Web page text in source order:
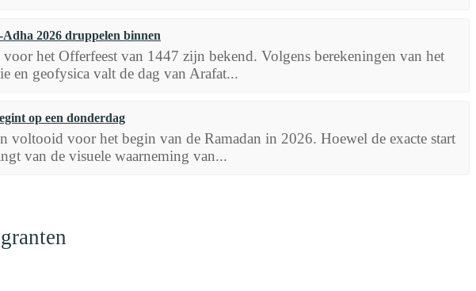
2026 druppelen binnen
voor het Offerfeest van 1447 zijn bekend. Volgens berekeningen van het
en geofysica valt de dag van Arafat...
op een donderdag
voltooid voor het begin van de Ramadan in 2026. Hoewel de exacte start
van de visuele waarneming van...